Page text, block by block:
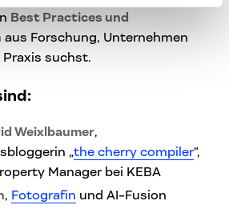
Best Practices und
aus Forschung, Unternehmen
suchst.
Weixlbaumer,
„the cherry compiler“,
Manager bei KEBA
, Fotografin und AI-Fusion